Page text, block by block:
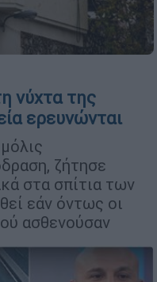
νύχτα της
ερευνώνται
ζήτησε
στα σπίτια των
εάν όντως οι
ασθενούσαν